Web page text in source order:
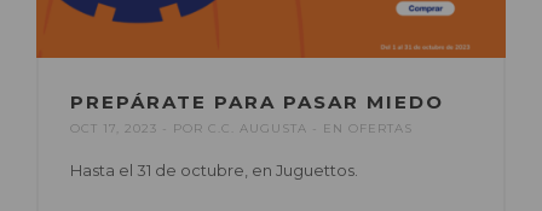
PREPÁRATE PARA PASAR MIEDO
OCT 17, 2023 POR C.C. AUGUSTA EN OFERTAS
Hasta el 31 de octubre, en Juguettos.